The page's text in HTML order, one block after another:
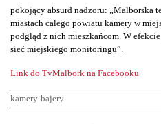
pokojący absurd nadzoru: „Malborska
miastach całego powiatu kamery w
podgląd z nich mieszkańcom. W
sieć miejskiego monitoringu”.
Link do TvMalbork na Facebooku
kamery-bajery